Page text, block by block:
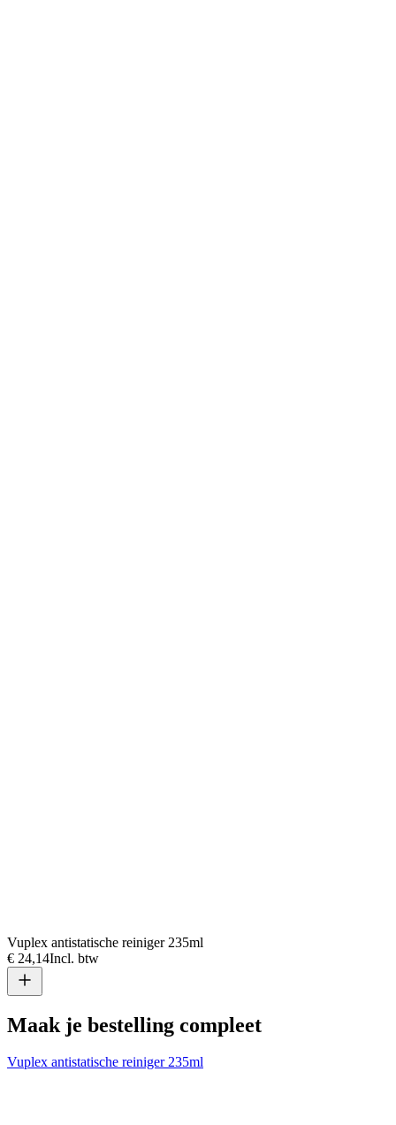
Vuplex antistatische reiniger 235ml
€ 24,14Incl. btw
Maak je bestelling compleet
Vuplex antistatische reiniger 235ml